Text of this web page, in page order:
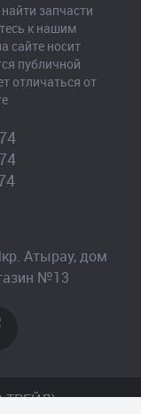
Атырау, дом
№13
запчасти
к нашим
сайте носит
публичной
отличаться от
ТРЕЙД)